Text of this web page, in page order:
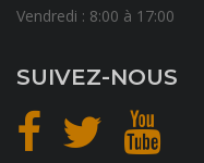
Vendredi : 8:00 à 17:00
SUIVEZ-NOUS